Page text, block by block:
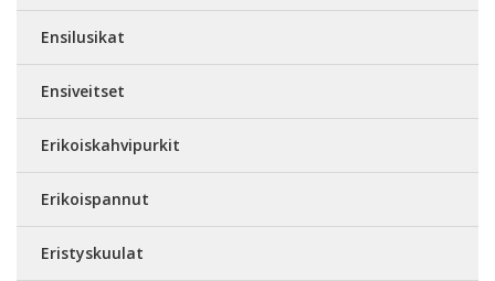
Ensilusikat
Ensiveitset
Erikoiskahvipurkit
Erikoispannut
Eristyskuulat